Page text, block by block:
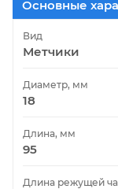
Основные
Вид
Метчики
Диаметр, мм
18
Длина, мм
95
Длина режущей